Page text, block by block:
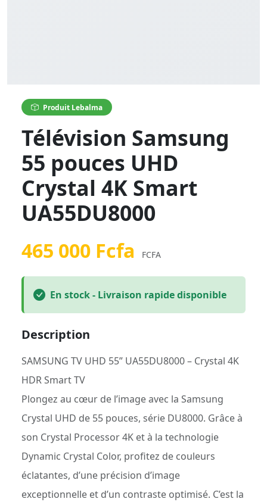
Produit Lebalma
Télévision Samsung
55 pouces UHD
Crystal 4K Smart
UA55DU8000
465 000 Fcfa FCFA
En stock - Livraison rapide disponible
Description
SAMSUNG TV UHD 55” UA55DU8000 – Crystal 4K
HDR Smart TV
Plongez au cœur de l’image avec la Samsung
Crystal UHD de 55 pouces, série DU8000. Grâce à
son Crystal Processor 4K et à la technologie
Dynamic Crystal Color, profitez de couleurs
éclatantes, d’une précision d’image
exceptionnelle et d’un contraste optimisé. C’est la